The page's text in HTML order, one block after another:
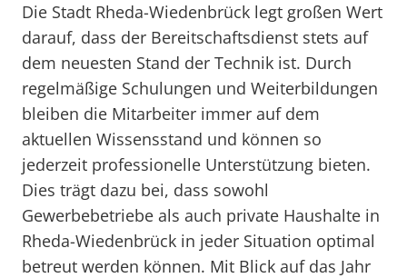
Die Stadt Rheda-Wiedenbrück legt großen Wert
darauf, dass der Bereitschaftsdienst stets auf
dem neuesten Stand der Technik ist. Durch
regelmäßige Schulungen und Weiterbildungen
bleiben die Mitarbeiter immer auf dem
aktuellen Wissensstand und können so
jederzeit professionelle Unterstützung bieten.
Dies trägt dazu bei, dass sowohl
Gewerbebetriebe als auch private Haushalte in
Rheda-Wiedenbrück in jeder Situation optimal
betreut werden können. Mit Blick auf das Jahr